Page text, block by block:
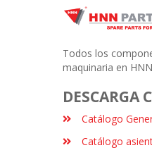
Todos los
maquinaria en
DESCARGA
Catálogo
Catálogo